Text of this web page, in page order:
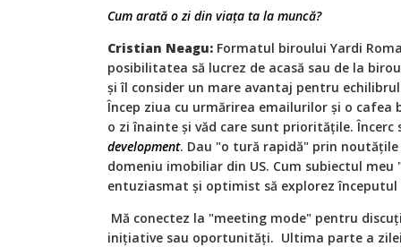
Cum arată o zi din viața ta la muncă?
Cristian Neagu: Formatul biroului Yardi
posibilitatea să lucrez de acasă sau de la
și îl consider un mare avantaj pentru
Încep ziua cu urmărirea emailurilor și o cafea
o zi înainte și văd care sunt prioritățile.
development. Dau "o tură rapidă" prin
domeniu imobiliar din US. Cum subiectul meu
entuziasmat și optimist să explorez începutul
Mă conectez la "meeting mode" pentru
inițiative sau oportunități. Ultima parte a